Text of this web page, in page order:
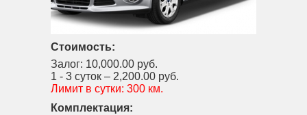
Стоимость:
Залог: 10,000.00 руб.
1 - 3 суток – 2,200.00 руб.
Лимит в сутки: 300 км.
Комплектация: